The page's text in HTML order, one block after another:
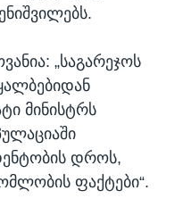
„საგარეჯოს
მინისტრს
დროს,
ფაქტები“.